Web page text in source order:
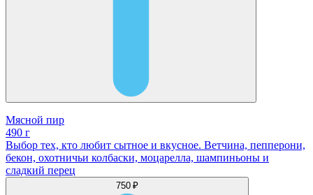
Мясной пир
490 г
Выбор тех, кто любит сытное и вкусное. Ветчина, пепперони,
бекон, охотничьи колбаски, моцарелла, шампиньоны и
сладкий перец
750 ₽